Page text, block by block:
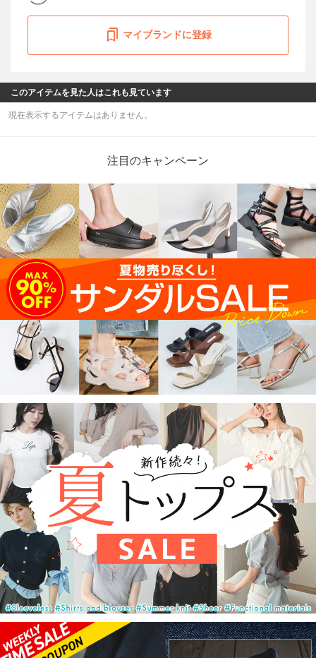
マイブランドに登録
このアイテムを見た人はこれも見ています
現在表示するアイテムはありません。
注目のキャンペーン